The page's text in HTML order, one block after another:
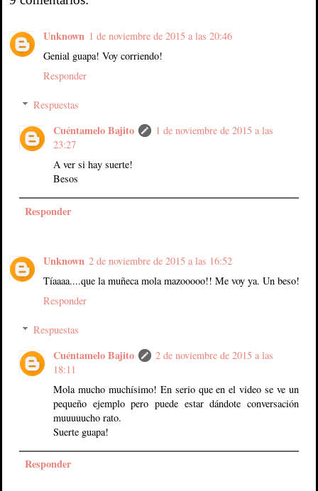
Unknown 1 de noviembre de 2015 a las 20:46
Genial guapa! Voy corriendo!
Responder
Respuestas
Cuéntamelo Bajito
1 de noviembre de 2015 a las
23:27
A ver si hay suerte!
Besos
Responder
Unknown 2 de noviembre de 2015 a las 16:52
Tíaaaa....que la muñeca mola mazooooo!! Me voy ya. Un beso!
Responder
Respuestas
Cuéntamelo Bajito
2 de noviembre de 2015 a las
18:11
Mola mucho muchísimo! En serio que en el video se ve un
pequeño ejemplo pero puede estar dándote conversación
muuuuucho rato.
Suerte guapa!
Responder